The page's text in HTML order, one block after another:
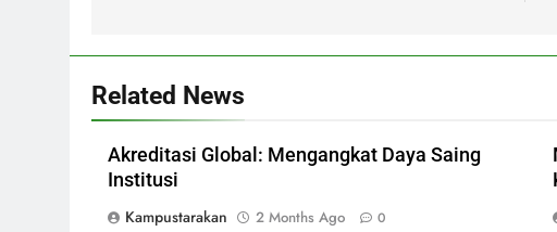
Related News
Akreditasi Global: Mengangkat Daya Saing
Institusi
Kampustarakan
2 Months Ago 0